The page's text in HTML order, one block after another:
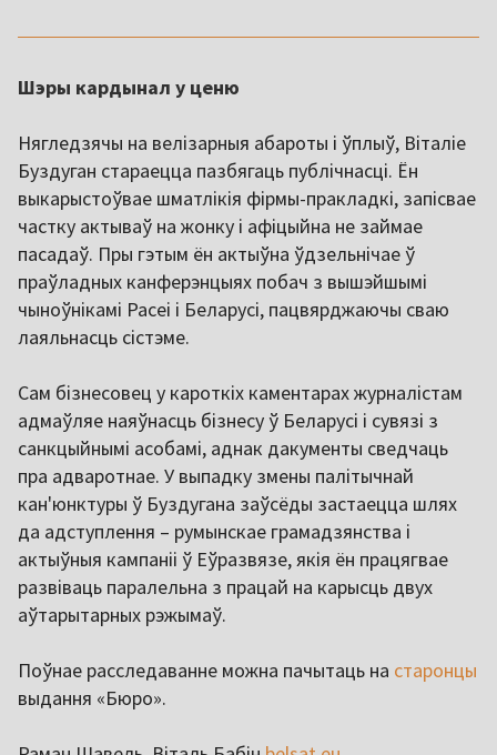
Шэры кардынал у ценю
Нягледзячы на велізарныя абароты і ўплыў, Віталіе
Буздуган стараецца пазбягаць публічнасці. Ён
выкарыстоўвае шматлікія фірмы-пракладкі, запісвае
частку актываў на жонку і афіцыйна не займае
пасадаў. Пры гэтым ён актыўна ўдзельнічае ў
праўладных канферэнцыях побач з вышэйшымі
чыноўнікамі Расеі і Беларусі, пацвярджаючы сваю
лаяльнасць сістэме.
Сам бізнесовец у кароткіх каментарах журналістам
адмаўляе наяўнасць бізнесу ў Беларусі і сувязі з
санкцыйнымі асобамі, аднак дакументы сведчаць
пра адваротнае. У выпадку змены палітычнай
кан'юнктуры ў Буздугана заўсёды застаецца шлях
да адступлення – румынскае грамадзянства і
актыўныя кампаніі ў Еўразвязе, якія ён працягвае
развіваць паралельна з працай на карысць двух
аўтарытарных рэжымаў.
Поўнае расследаванне можна пачытаць на старонцы
выдання «Бюро».